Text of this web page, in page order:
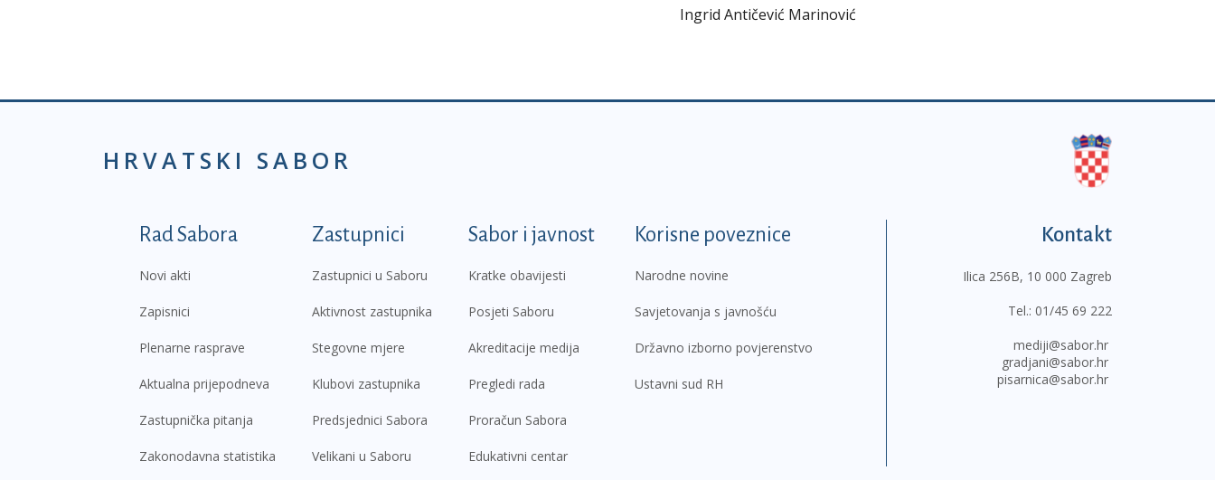
Ingrid Antičević Marinović
HRVATSKI SABOR
Podnožje prvi izbornik
Rad Sabora
Novi akti
Zapisnici
Plenarne rasprave
Aktualna prijepodneva
Zastupnička pitanja
Zakonodavna statistika
Zastupnici
Zastupnici u Saboru
Aktivnost zastupnika
Stegovne mjere
Klubovi zastupnika
Predsjednici Sabora
Velikani u Saboru
Sabor i javnost
Kratke obavijesti
Posjeti Saboru
Akreditacije medija
Pregledi rada
Proračun Sabora
Edukativni centar
Korisne poveznice
Narodne novine
Savjetovanja s javnošću
Državno izborno povjerenstvo
Ustavni sud RH
Kontakt
Ilica 256B, 10 000 Zagreb
Tel.: 01/45 69 222
mediji@sabor.hr
gradjani@sabor.hr
pisarnica@sabor.hr